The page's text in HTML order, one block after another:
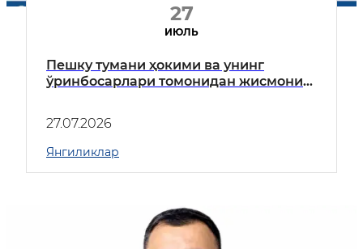
27
ИЮЛЬ
Пешку тумани ҳокими ва унинг
ўринбосарлари томонидан жисмоний
жадвали асосида:
27.07.2026
Янгиликлар